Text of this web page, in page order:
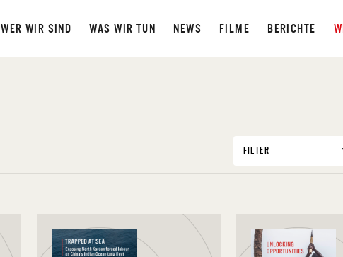
WER WIR SIND WAS WIR TUN NEWS FILME BERICHTE
FILTER